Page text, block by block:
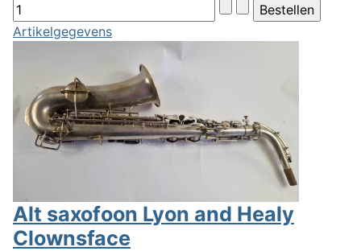
Artikelgegevens
Alt saxofoon Lyon and Healy
Clownsface